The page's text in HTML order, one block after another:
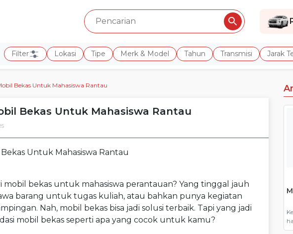
Filter Lokasi Tipe Merk & Model Tahun Transmisi Jarak
Bekas Untuk Mahasiswa Rantau
Bekas Untuk Mahasiswa Rantau
mobil bekas untuk mahasiswa perantauan? Yang tinggal jauh
barang untuk tugas kuliah, atau bahkan punya kegiatan
Nah, mobil bekas bisa jadi solusi terbaik. Tapi yang jadi
mobil bekas seperti apa yang cocok untuk kamu?